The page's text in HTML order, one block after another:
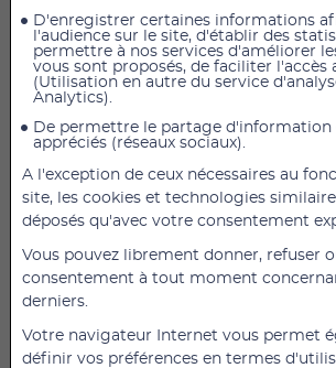
AJOUTER AU PANIER
Sangles de gymnastique Slastix
résistance forte et souple.
Conçues pour être utilisées sur le
également être fixées à différents
augmenter la palette d'exercices.
Les sangles Slastix ont un manchon en
poignées aux deux extrémités.
Couleur : Jaune, orange, bleu
D'enregistrer certaines informations
l'audience sur le site, d'établir des
permettre à nos services d'améliorer
vous sont proposés, de faciliter l'accès
(Utilisation en autre du service
Analytics).
De permettre le partage d'information
appréciés (réseaux sociaux).
A l'exception de ceux nécessaires au
site, les cookies et technologies
déposés qu'avec votre consentement
Vous pouvez librement donner, refuser
consentement à tout moment
derniers.
Votre navigateur Internet vous permet
définir vos préférences en termes